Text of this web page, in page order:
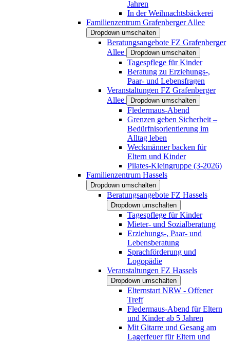
Jahren
In der Weihnachtsbäckerei
Familienzentrum Grafenberger Allee
Dropdown umschalten
Beratungsangebote FZ Grafenberger
Allee
Dropdown umschalten
Tagespflege für Kinder
Beratung zu Erziehungs-,
Paar- und Lebensfragen
Veranstaltungen FZ Grafenberger
Allee
Dropdown umschalten
Fledermaus-Abend
Grenzen geben Sicherheit –
Bedürfnisorientierung im
Alltag leben
Weckmänner backen für
Eltern und Kinder
Pilates-Kleingruppe (3-2026)
Familienzentrum Hassels
Dropdown umschalten
Beratungsangebote FZ Hassels
Dropdown umschalten
Tagespflege für Kinder
Mieter- und Sozialberatung
Erziehungs-, Paar- und
Lebensberatung
Sprachförderung und
Logopädie
Veranstaltungen FZ Hassels
Dropdown umschalten
Elternstart NRW - Offener
Treff
Fledermaus-Abend für Eltern
und Kinder ab 5 Jahren
Mit Gitarre und Gesang am
Lagerfeuer für Eltern und